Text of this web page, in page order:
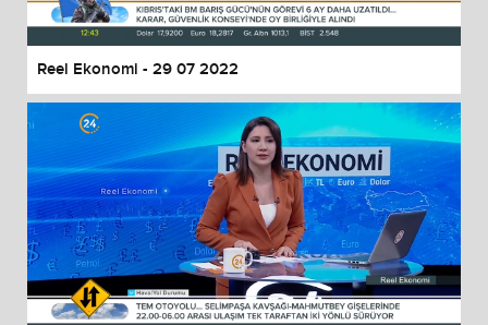
Reel Ekonomi - 29 07 2022